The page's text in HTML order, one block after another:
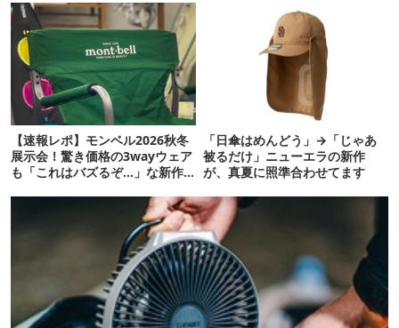
【速報レポ】モンベル2026秋冬
展示会！驚き価格の3wayウェア
も「これはバズるぞ…」な新作
「日傘はめんどう」→「じゃあ
被るだけ」ニューエラの新作
が、真夏に照準合わせてます